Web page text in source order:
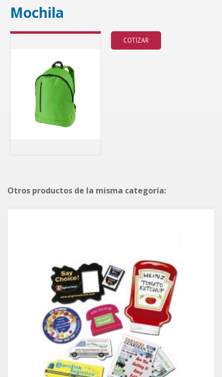
Mochila
COTIZAR
Otros productos de la misma categoría: